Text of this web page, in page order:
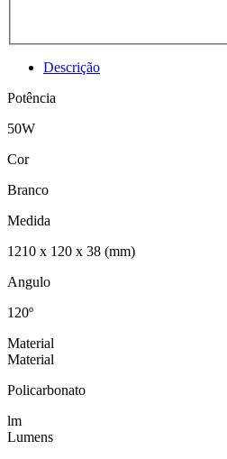
Descrição
Potência
50W
Cor
Branco
Medida
1210 x 120 x 38 (mm)
Angulo
120º
Material
Material
Policarbonato
lm
Lumens